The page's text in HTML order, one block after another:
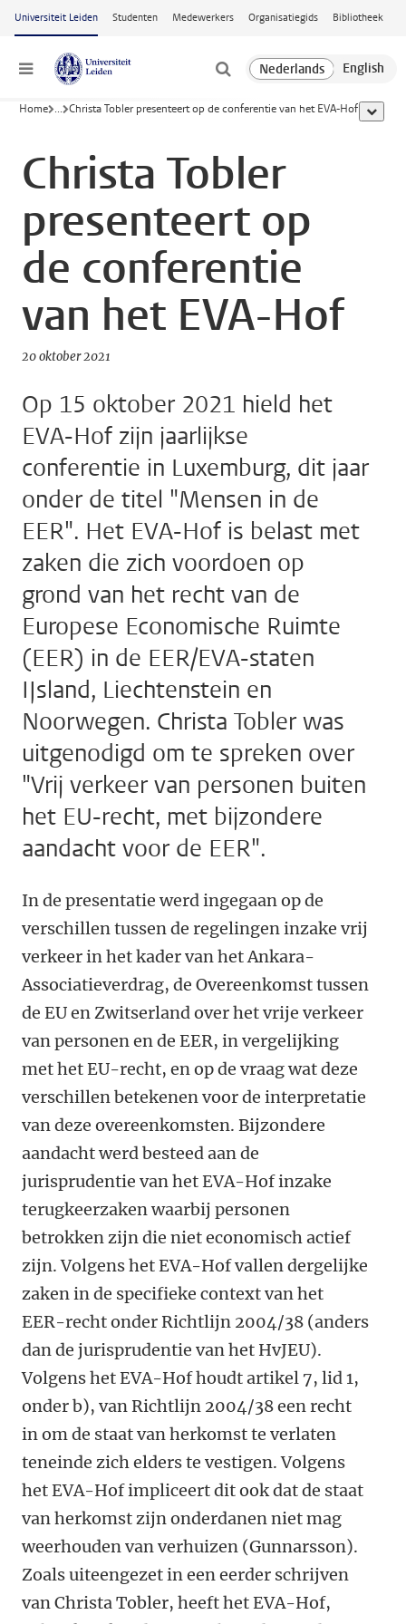
Ga naar hoofdinhoud
Universiteit Leiden Studenten Medewerkers Organisatiegids Bibliotheek
Menu
Home ... Christa Tobler presenteert op de conferentie van het EVA-Hof toon
Christa Tobler
presenteert op
de conferentie
van het EVA-Hof
20 oktober 2021
Op 15 oktober 2021 hield het
EVA-Hof zijn jaarlijkse
conferentie in Luxemburg, dit jaar
onder de titel "Mensen in de
EER". Het EVA-Hof is belast met
zaken die zich voordoen op
grond van het recht van de
Europese Economische Ruimte
(EER) in de EER/EVA-staten
IJsland, Liechtenstein en
Noorwegen. Christa Tobler was
uitgenodigd om te spreken over
"Vrij verkeer van personen buiten
het EU-recht, met bijzondere
aandacht voor de EER".
In de presentatie werd ingegaan op de
verschillen tussen de regelingen inzake vrij
verkeer in het kader van het Ankara-
Associatieverdrag, de Overeenkomst tussen
de EU en Zwitserland over het vrije verkeer
van personen en de EER, in vergelijking
met het EU-recht, en op de vraag wat deze
verschillen betekenen voor de interpretatie
van deze overeenkomsten. Bijzondere
aandacht werd besteed aan de
jurisprudentie van het EVA-Hof inzake
terugkeerzaken waarbij personen
betrokken zijn die niet economisch actief
zijn. Volgens het EVA-Hof vallen dergelijke
zaken in de specifieke context van het
EER-recht onder Richtlijn 2004/38 (anders
dan de jurisprudentie van het HvJEU).
Volgens het EVA-Hof houdt artikel 7, lid 1,
onder b), van Richtlijn 2004/38 een recht
in om de staat van herkomst te verlaten
teneinde zich elders te vestigen. Volgens
het EVA-Hof impliceert dit ook dat de staat
van herkomst zijn onderdanen niet mag
weerhouden van verhuizen (Gunnarsson).
Zoals uiteengezet in een eerder schrijven
van Christa Tobler, heeft het EVA-Hof,